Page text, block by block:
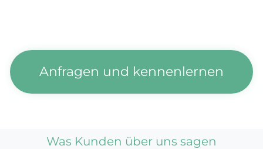
Anfragen und kennenlernen
Was Kunden über uns sagen